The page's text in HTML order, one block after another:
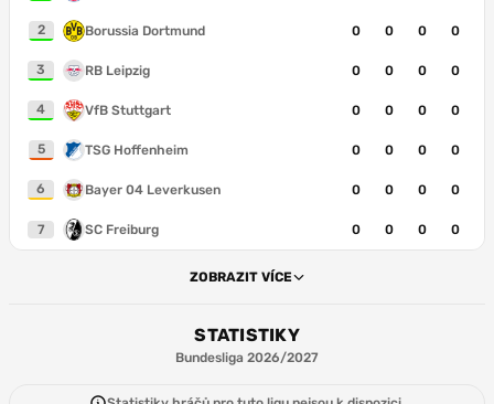
2 Borussia Dortmund 0 0 0 0
3 RB Leipzig 0 0 0 0
4 VfB Stuttgart 0 0 0 0
5 TSG Hoffenheim 0 0 0 0
6 Bayer 04 Leverkusen 0 0 0 0
7 SC Freiburg 0 0 0 0
ZOBRAZIT VÍCE
STATISTIKY
Bundesliga 2026/2027